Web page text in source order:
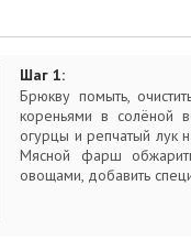
Шаг 1:
Брюкву помыть,
кореньями в солёной
огурцы и репчатый лук
Мясной фарш
овощами, добавить